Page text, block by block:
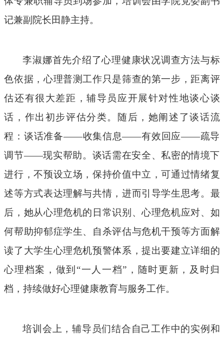
记兼副院长田静主持。
李淑娜首先介绍了心理健康状况调查方法与标
色依据，心理普测工作只是筛查的第一步，距离评
估还有很大差距，辅导员应开展针对性地谈心谈
话，作出初步评估分类。随后，她阐述了谈话流
程：谈话准备——收集信息——有效回应——疏导
调节——现实帮助。谈话需在安全、私密的情境下
进行，不预设立场，保持价值中立，可通过情绪复
述等方式表达理解与共情，进而引导学生思考。最
后，她从心理危机的日常识别、心理危机应对、如
何帮助抑郁症学生、自杀评估与危机干预等方面解
读了大学生心理危机预警体系，提出要建立详细的
心理档案，做到“一人一档”，随时更新，及时归
档，持续做好心理健康教育与服务工作。
培训会上，辅导员们结合自己工作中的实例和